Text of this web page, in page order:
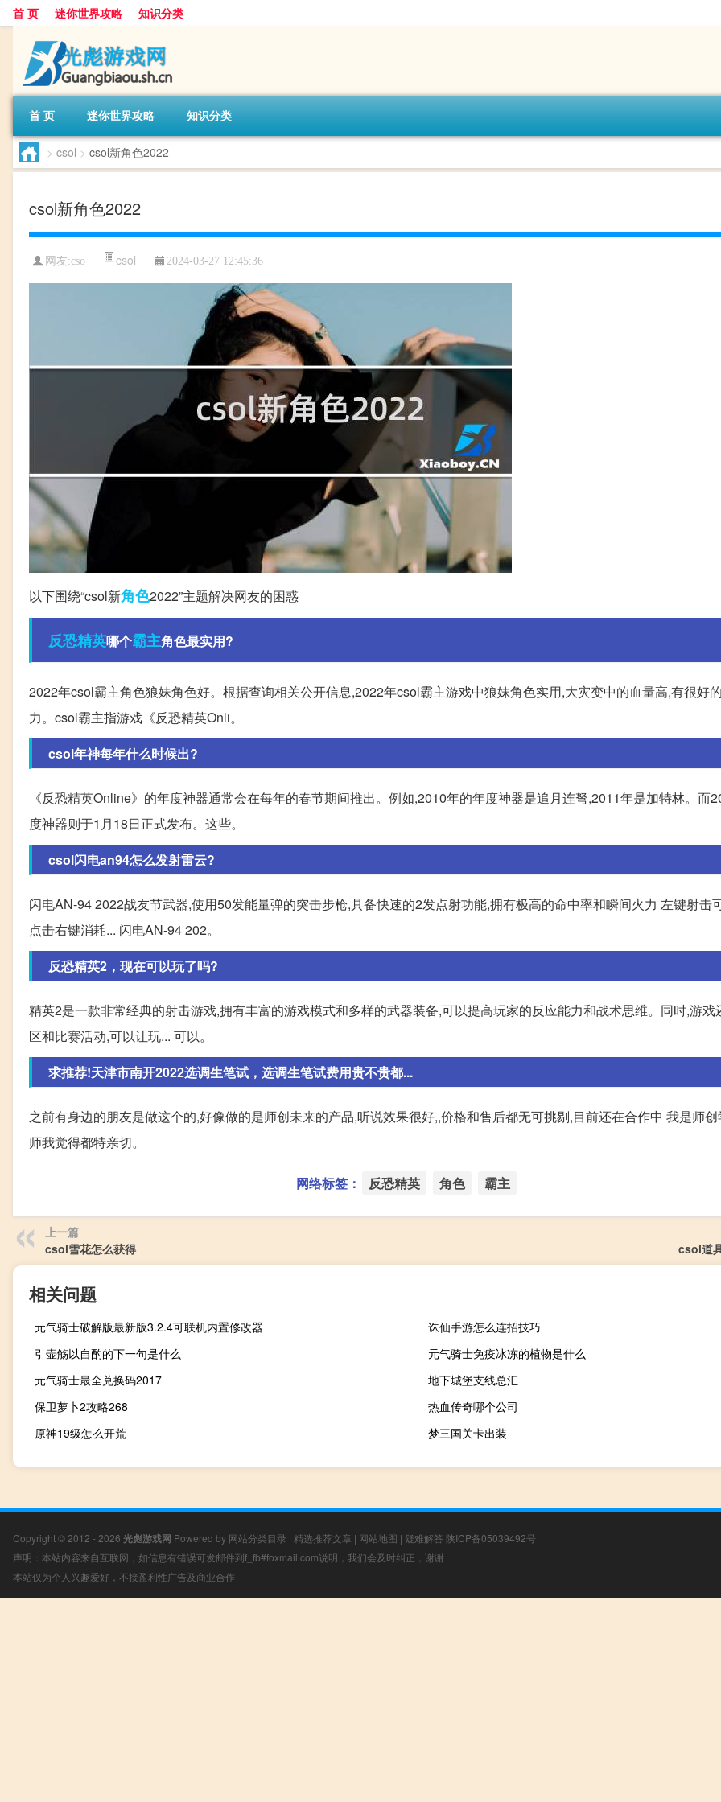
首 页 迷你世界攻略 知识分类
首 页 迷你世界攻略 知识分类
> csol > csol新角色2022
csol新角色2022
网友:cso csol 2024-03-27 12:45:36
以下围绕“csol新角色2022”主题解决网友的困惑
反恐精英哪个霸主角色最实用?
2022年csol霸主角色狼妹角色好。根据查询相关公开信息,2022年csol霸主游戏中狼妹角色实用,大灾变中的血量高,有很好
力。csol霸主指游戏《反恐精英Onli。
csol年神每年什么时候出?
《反恐精英Online》的年度神器通常会在每年的春节期间推出。例如,2010年的年度神器是追月连弩,2011年是加特林。而
度神器则于1月18日正式发布。这些。
csol闪电an94怎么发射雷云?
闪电AN-94 2022战友节武器,使用50发能量弹的突击步枪,具备快速的2发点射功能,拥有极高的命中率和瞬间火力 左键射击
点击右键消耗... 闪电AN-94 202。
反恐精英2，现在可以玩了吗?
精英2是一款非常经典的射击游戏,拥有丰富的游戏模式和多样的武器装备,可以提高玩家的反应能力和战术思维。同时,游戏
区和比赛活动,可以让玩... 可以。
求推荐!天津市南开2022选调生笔试，选调生笔试费用贵不贵都...
之前有身边的朋友是做这个的,好像做的是师创未来的产品,听说效果很好,,价格和售后都无可挑剔,目前还在合作中 我是师
师我觉得都特亲切。
网络标签： 反恐精英 角色 霸主
上一篇
csol雪花怎么获得
csol道
相关问题
元气骑士破解版最新版3.2.4可联机内置修改器
诛仙手游怎么连招技巧
引壶觞以自酌的下一句是什么
元气骑士免疫冰冻的植物是什么
元气骑士最全兑换码2017
地下城堡支线总汇
保卫萝卜2攻略268
热血传奇哪个公司
原神19级怎么开荒
梦三国关卡出装
Copyright © 2012 - 2026 光彪游戏网 Powered by 网站分类目录 | 精选推荐文章 | 网站地图 | 疑难解答 陕ICP备05039492号
声明：本站内容来自互联网，如信息有错误可发邮件到f_fb#foxmail.com说明，我们会及时纠正，谢谢
本站仅为个人兴趣爱好，不接盈利性广告及商业合作